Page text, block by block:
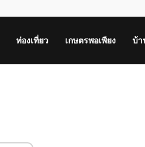
ท่องเที่ยว เกษตรพอเพียง บ้